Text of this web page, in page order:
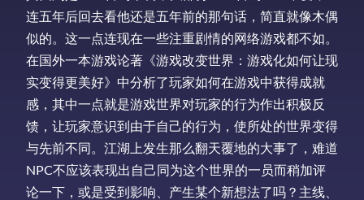
连五年后回去看他还是五年前的那句话，简直就像木偶
似的。这一点连现在一些注重剧情的网络游戏都不如。
在国外一本游戏论著《游戏改变世界：游戏化如何让现
实变得更美好》中分析了玩家如何在游戏中获得成就
感，其中一点就是游戏世界对玩家的行为作出积极反
馈，让玩家意识到由于自己的行为，使所处的世界变得
与先前不同。江湖上发生那么翻天覆地的大事了，难道
NPC不应该表现出自己同为这个世界的一员而稍加评
论一下，或是受到影响、产生某个新想法了吗？主线、